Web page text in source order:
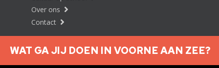
Over ons
Contact
WAT GA JIJ DOEN IN VOORNE AAN ZEE?